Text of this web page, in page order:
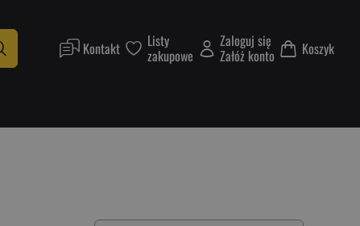
Kontakt Listy
zakupowe
Zaloguj się
Załóż konto Koszyk